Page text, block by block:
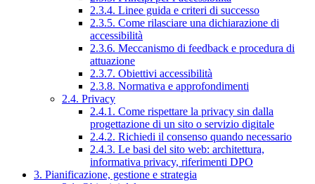
2.3.4. Linee guida e criteri di successo
2.3.5. Come rilasciare una dichiarazione di
accessibilità
2.3.6. Meccanismo di feedback e procedura di
attuazione
2.3.7. Obiettivi accessibilità
2.3.8. Normativa e approfondimenti
2.4. Privacy
2.4.1. Come rispettare la privacy sin dalla
progettazione di un sito o servizio digitale
2.4.2. Richiedi il consenso quando necessario
2.4.3. Le basi del sito web: architettura,
informativa privacy, riferimenti DPO
3. Pianificazione, gestione e strategia